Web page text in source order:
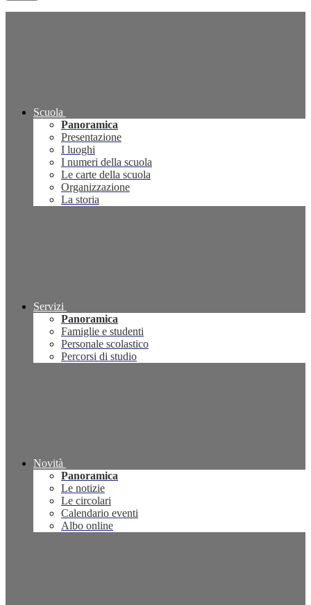
Scuola
Panoramica
Presentazione
I luoghi
I numeri della scuola
Le carte della scuola
Organizzazione
La storia
Servizi
Panoramica
Famiglie e studenti
Personale scolastico
Percorsi di studio
Novità
Panoramica
Le notizie
Le circolari
Calendario eventi
Albo online